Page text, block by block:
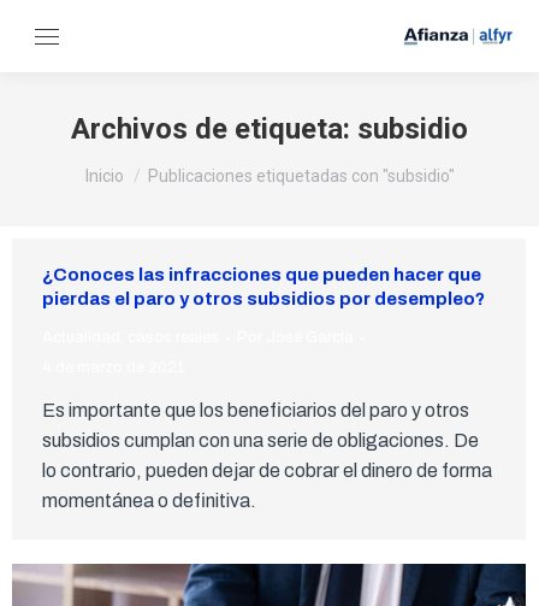
Archivos de etiqueta: subsidio
Estás aquí:
Inicio Publicaciones etiquetadas con "subsidio"
¿Conoces las infracciones que pueden hacer que
pierdas el paro y otros subsidios por desempleo?
Es importante que los beneficiarios del paro y otros
subsidios cumplan con una serie de obligaciones. De
lo contrario, pueden dejar de cobrar el dinero de forma
momentánea o definitiva.